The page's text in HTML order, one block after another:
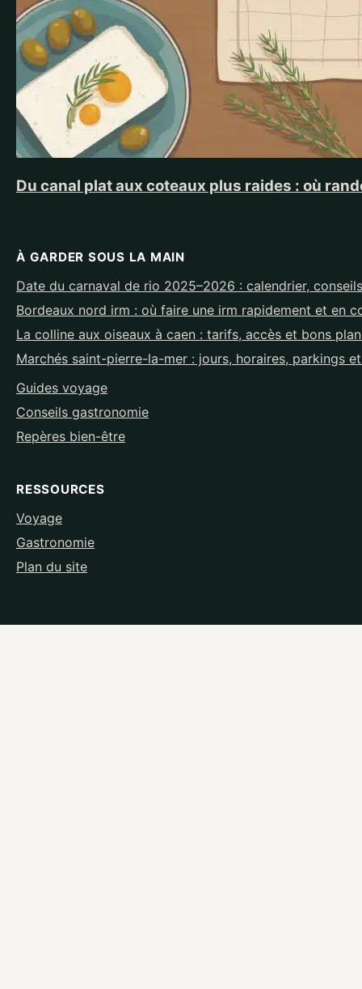
Du canal plat aux coteaux plus raides : où
À GARDER SOUS LA MAIN
Date du carnaval de rio 2025–2026 : calendrier,
Bordeaux nord irm : où faire une irm rapidement et en
La colline aux oiseaux à caen : tarifs, accès et bons
Marchés saint-pierre-la-mer : jours, horaires, parkings
Guides voyage
Conseils gastronomie
Repères bien-être
RESSOURCES
Voyage
Gastronomie
Plan du site